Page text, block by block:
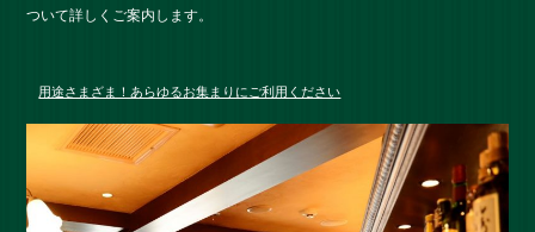
ついて詳しくご案内します。
用途さまざま！あらゆるお集まりにご利用ください